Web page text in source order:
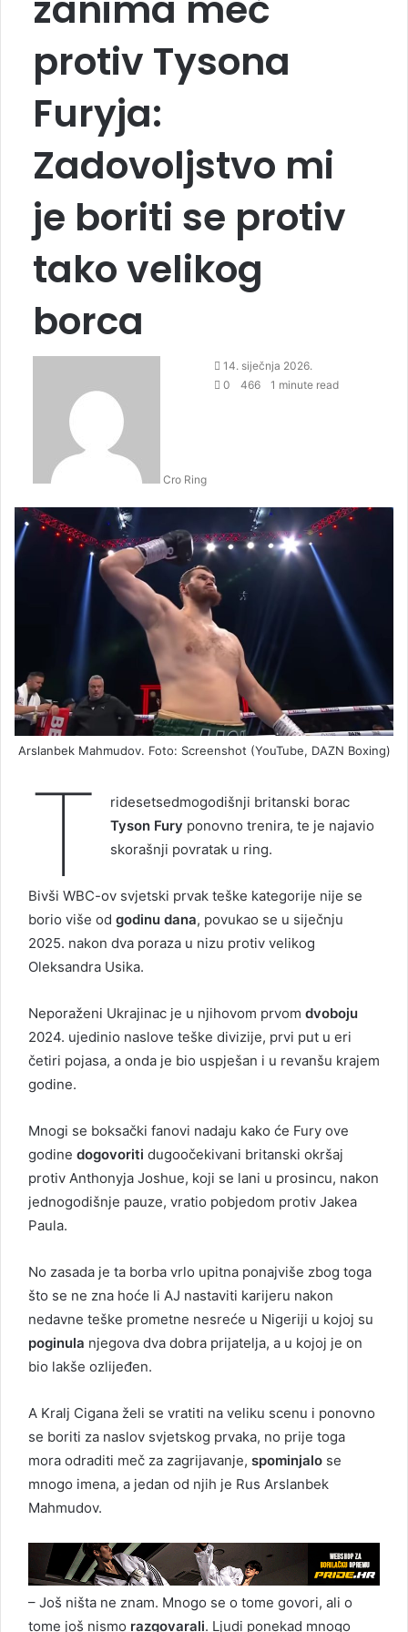
protiv Tysona
Furyja:
Zadovoljstvo mi
je boriti se protiv
tako velikog
borca
Cro Ring
14. siječnja 2026.
0
466 1 minute read
Arslanbek Mahmudov. Foto: Screenshot (YouTube, DAZN Boxing)
T
ridesetsedmogodišnji britanski borac
Tyson Fury ponovno trenira, te je najavio
skorašnji povratak u ring.
Bivši WBC-ov svjetski prvak teške kategorije nije se
borio više od godinu dana, povukao se u siječnju
2025. nakon dva poraza u nizu protiv velikog
Oleksandra Usika.
Neporaženi Ukrajinac je u njihovom prvom dvoboju
2024. ujedinio naslove teške divizije, prvi put u eri
četiri pojasa, a onda je bio uspješan i u revanšu krajem
godine.
Mnogi se boksački fanovi nadaju kako će Fury ove
godine dogovoriti dugoočekivani britanski okršaj
protiv Anthonyja Joshue, koji se lani u prosincu, nakon
jednogodišnje pauze, vratio pobjedom protiv Jakea
Paula.
No zasada je ta borba vrlo upitna ponajviše zbog toga
što se ne zna hoće li AJ nastaviti karijeru nakon
nedavne teške prometne nesreće u Nigeriji u kojoj su
poginula njegova dva dobra prijatelja, a u kojoj je on
bio lakše ozlijeđen.
A Kralj Cigana želi se vratiti na veliku scenu i ponovno
se boriti za naslov svjetskog prvaka, no prije toga
mora odraditi meč za zagrijavanje, spominjalo se
mnogo imena, a jedan od njih je Rus Arslanbek
Mahmudov.
– Još ništa ne znam. Mnogo se o tome govori, ali o
tome još nismo razgovarali. Ljudi ponekad mnogo